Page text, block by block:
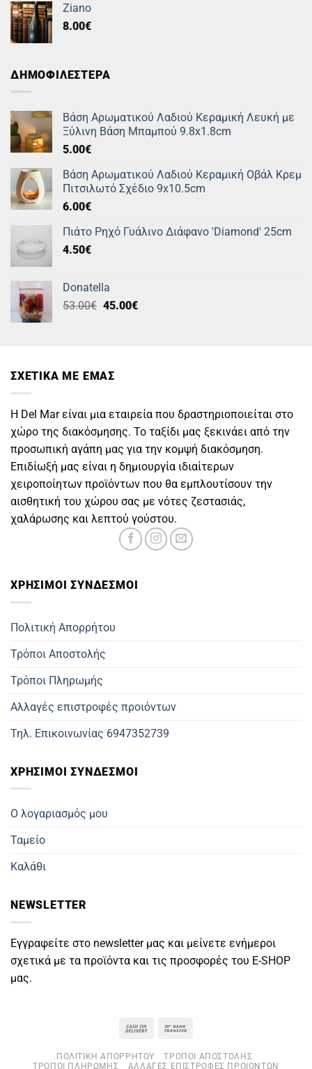
Ziano
8.00€
ΔΗΜΟΦΙΛΕΣΤΕΡΑ
Βάση Αρωματικού Λαδιού Κεραμική Λευκή με
Ξύλινη Βάση Μπαμπού 9.8x1.8cm
5.00€
Βάση Αρωματικού Λαδιού Κεραμική Οβάλ Κρεμ
Πιτσιλωτό Σχέδιο 9x10.5cm
6.00€
Πιάτο Ρηχό Γυάλινο Διάφανο 'Diamond' 25cm
4.50€
Donatella
53.00€ Original
45.00€Η
ΣΧΕΤΙΚΑ ΜΕ ΕΜΑΣ
Η Del Mar είναι μια εταιρεία που δραστηριοποιείται στο
χώρο της διακόσμησης. Το ταξίδι μας ξεκινάει από την
προσωπική αγάπη μας για την κομψή διακόσμηση.
Επιδίωξή μας είναι η δημιουργία ιδιαίτερων
χειροποίητων προϊόντων που θα εμπλουτίσουν την
αισθητική του χώρου σας με νότες ζεστασιάς,
χαλάρωσης και λεπτού γούστου.
ΧΡΗΣΙΜOΙ ΣΥΝΔΕΣΜΟΙ
Πολιτική Απορρήτου
Τρόποι Αποστολής
Τρόποι Πληρωμής
Αλλαγές επιστροφές προιόντων
Τηλ. Επικοινωνίας 6947352739
ΧΡΗΣΙΜΟΙ ΣΥΝΔΕΣΜΟΙ
Ο λογαριασμός μου
Ταμείο
Καλάθι
NEWSLETTER
Εγγραφείτε στο newsletter μας και μείνετε ενήμεροι
σχετικά με τα προϊόντα και τις προσφορές του E-SHOP
μας.
Cash
Delivery
ΠΟΛΙΤΙΚΉ ΑΠΟΡΡΉΤΟΥ
ΤΡΌΠΟΙ ΑΠΟΣΤΟΛΉΣ
ΤΡΌΠΟΙ ΠΛΗΡΩΜΉΣ
ΑΛΛΑΓΈΣ ΕΠΙΣΤΡΟΦΈΣ ΠΡΟΙΌΝΤΩΝ